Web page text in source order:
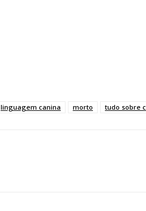
linguagem canina morto tudo sobre